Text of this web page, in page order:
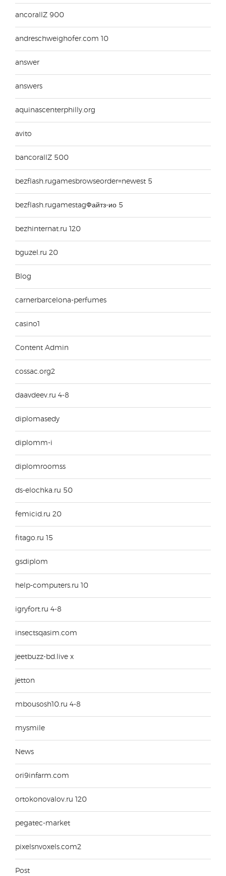
ancorallZ 900
andreschweighofer.com 10
answer
answers
aquinascenterphilly.org
avito
bancorallZ 500
bezflash.rugamesbrowseorder=newest 5
bezflash.rugamestagФайтз-ио 5
bezhinternat.ru 120
bguzel.ru 20
Blog
carnerbarcelona-perfumes
casino1
Content Admin
cossac.org2
daavdeev.ru 4-8
diplomasedy
diplomm-i
diplomroomss
ds-elochka.ru 50
femicid.ru 20
fitago.ru 15
gsdiplom
help-computers.ru 10
igryfort.ru 4-8
insectsqasim.com
jeetbuzz-bd.live x
jetton
mbousosh10.ru 4-8
mysmile
News
ori9infarm.com
ortokonovalov.ru 120
pegatec-market
pixelsnvoxels.com2
Post